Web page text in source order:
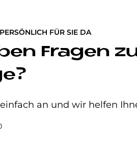
FÜR SIE DA
Fragen
an und wir helfen